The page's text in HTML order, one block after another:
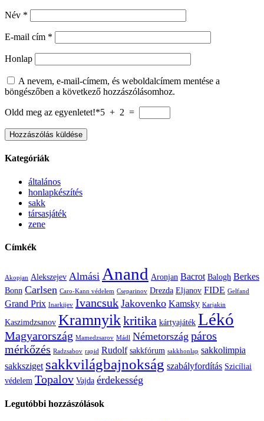
Név *
E-mail cím *
Honlap
A nevem, e-mail-címem, és weboldalcímem mentése a
böngészőben a következő hozzászólásomhoz.
Oldd meg az egyenletet!*5 + 2 =
Kategóriák
általános
honlapkészítés
sakk
társasjáték
zene
Címkék
Akopjan Alekszejev Almási Anand Aronjan Bacrot Balogh Berkes
Bonn Carlsen Caro-Kann védelem Cseparinov Drezda Eljanov FIDE Gelfand
Grand Prix Inarkijev Ivancsuk Jakovenko Kamsky Karjakin
Kaszimdzsanov Kramnyikkritika kártyajáték Lékó
Magyarország Mamedzsarov Mádl Németország páros
mérkőzés Radzsabov rapid Rudolf sakkfórum sakkhonlap sakkolimpia
sakksziget sakkvilágbajnokság szabályfordítás Szicíliai
védelem Topalov Vajda érdekesség
Legutóbbi hozzászólások